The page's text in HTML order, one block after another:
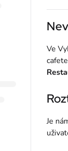
Ve
Je